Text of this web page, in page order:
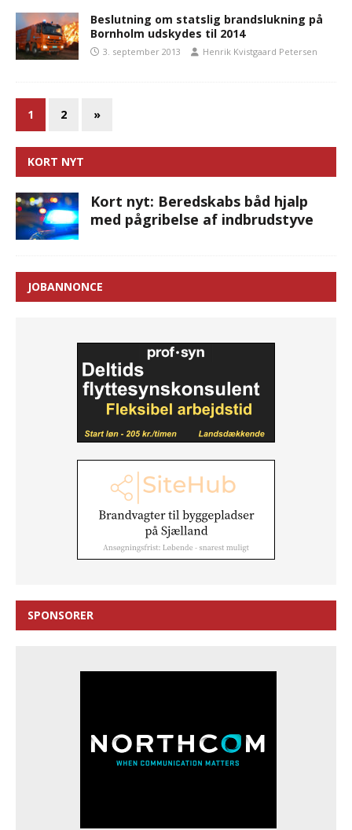
Beslutning om statslig brandslukning på
Bornholm udskydes til 2014
3. september 2013 Henrik Kvistgaard Petersen
1 2 »
KORT NYT
Kort nyt: Beredskabs båd hjalp
med pågribelse af indbrudstyve
JOBANNONCE
SPONSORER